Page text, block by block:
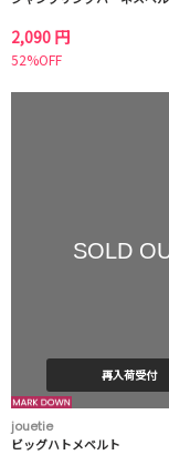
2,090 円
52%OFF
SOLD
再入荷受付
jouetie
ビッグハトメベルト